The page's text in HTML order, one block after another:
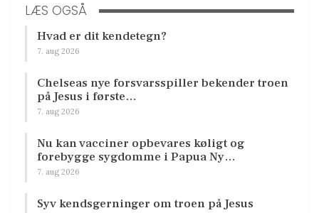
LÆS OGSÅ
Hvad er dit kendetegn?
7. aug 2026
Chelseas nye forsvarsspiller bekender troen
på Jesus i første…
7. aug 2026
Nu kan vacciner opbevares køligt og
forebygge sygdomme i Papua Ny…
7. aug 2026
Syv kendsgerninger om troen på Jesus